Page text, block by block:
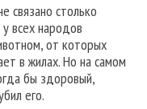
связано столько
всех народов
от которых
в жилах. Но на самом
бы здоровый,
его.